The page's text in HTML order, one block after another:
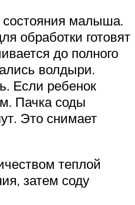
состояния малыша.
обработки готовят
до полного
волдыри.
Если ребенок
Пачка соды
Это снимает
теплой
затем соду